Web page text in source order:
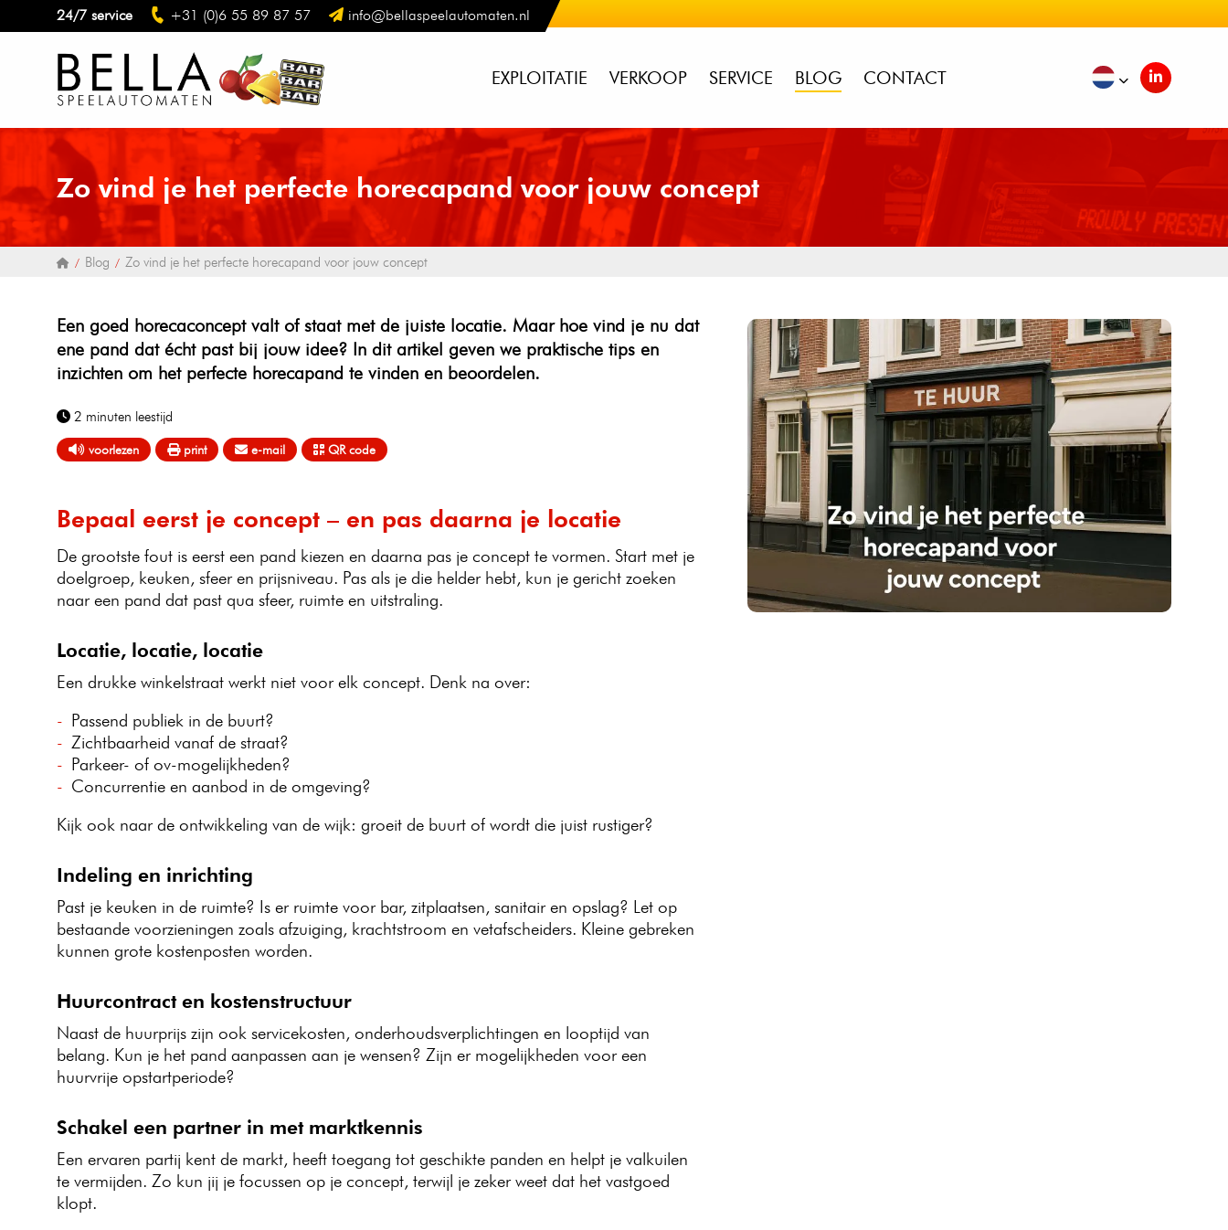
24/7 service +31 (0)6 55 89 87 57 info@bellaspeelautomaten.nl
EXPLOITATIE VERKOOP SERVICE BLOG CONTACT
Zo vind je het perfecte horecapand voor jouw concept
Blog Zo vind je het perfecte horecapand voor jouw concept
Een goed horecaconcept valt of staat met de juiste locatie. Maar hoe vind je nu dat
ene pand dat écht past bij jouw idee? In dit artikel geven we praktische tips en
inzichten om het perfecte horecapand te vinden en beoordelen.
2 minuten leestijd
voorlezen print e-mail QR code
Bepaal eerst je concept – en pas daarna je locatie
De grootste fout is eerst een pand kiezen en daarna pas je concept te vormen. Start met je
doelgroep, keuken, sfeer en prijsniveau. Pas als je die helder hebt, kun je gericht zoeken
naar een pand dat past qua sfeer, ruimte en uitstraling.
Locatie, locatie, locatie
Een drukke winkelstraat werkt niet voor elk concept. Denk na over:
Passend publiek in de buurt?
Zichtbaarheid vanaf de straat?
Parkeer- of ov-mogelijkheden?
Concurrentie en aanbod in de omgeving?
Kijk ook naar de ontwikkeling van de wijk: groeit de buurt of wordt die juist rustiger?
Indeling en inrichting
Past je keuken in de ruimte? Is er ruimte voor bar, zitplaatsen, sanitair en opslag? Let op
bestaande voorzieningen zoals afzuiging, krachtstroom en vetafscheiders. Kleine gebreken
kunnen grote kostenposten worden.
Huurcontract en kostenstructuur
Naast de huurprijs zijn ook servicekosten, onderhoudsverplichtingen en looptijd van
belang. Kun je het pand aanpassen aan je wensen? Zijn er mogelijkheden voor een
huurvrije opstartperiode?
Schakel een partner in met marktkennis
Een ervaren partij kent de markt, heeft toegang tot geschikte panden en helpt je valkuilen
te vermijden. Zo kun jij je focussen op je concept, terwijl je zeker weet dat het vastgoed
klopt.